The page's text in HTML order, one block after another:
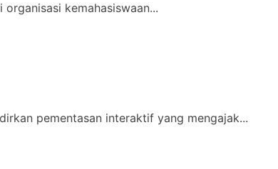
kemahasiswaan...
pementasan interaktif yang mengajak...